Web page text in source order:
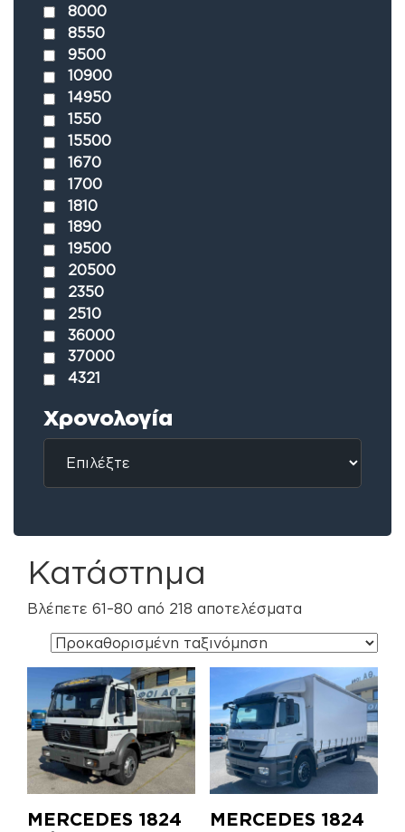
8000
8550
9500
10900
14950
1550
15500
1670
1700
1810
1890
19500
20500
2350
2510
36000
37000
4321
Χρονολογία
Κατάστημα
Βλέπετε 61–80 από 218 αποτελέσματα
MERCEDES 1824
MERCEDES 1824